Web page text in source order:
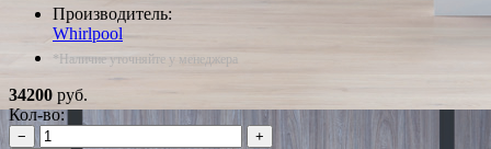
Производитель:
Whirlpool
*Наличие уточняйте у менеджера
34200 руб.
Кол-во:
−
+